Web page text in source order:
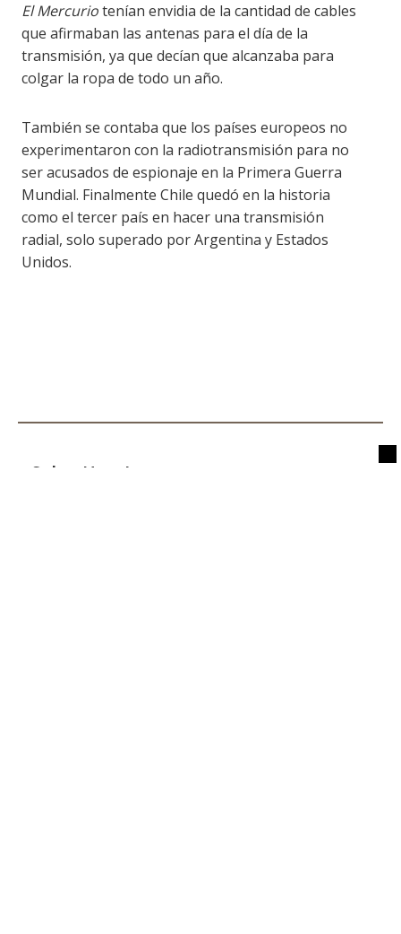
El Mercuriotenían envidia de la cantidad de cables
que afirmaban las antenas para el día de la
transmisión, ya que decían que alcanzaba para
colgar la ropa de todo un año.
También se contaba que los países europeos no
experimentaron con la radiotransmisión para no
ser acusados de espionaje en la Primera Guerra
Mundial. Finalmente Chile quedó en la historia
como el tercer país en hacer una transmisión
radial, solo superado por Argentina y Estados
Unidos.
Sobre Nosotros